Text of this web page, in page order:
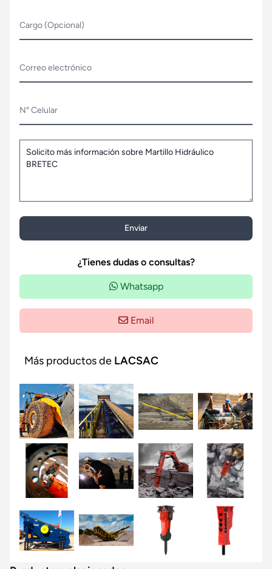
Cargo (Opcional)
Correo electrónico
N° Celular
Enviar
¿Tienes dudas o consultas?
Whatsapp
Email
Más productos de LACSAC